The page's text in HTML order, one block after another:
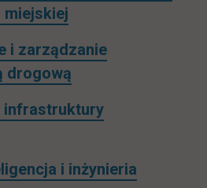
miejskiej
i zarządzanie
drogową
infrastruktury
i inżynieria